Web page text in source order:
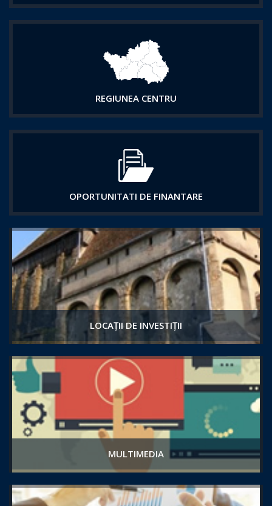
REGIUNEA CENTRU
OPORTUNITATI DE FINANTARE
LOCAȚII DE INVESTIȚII
MULTIMEDIA